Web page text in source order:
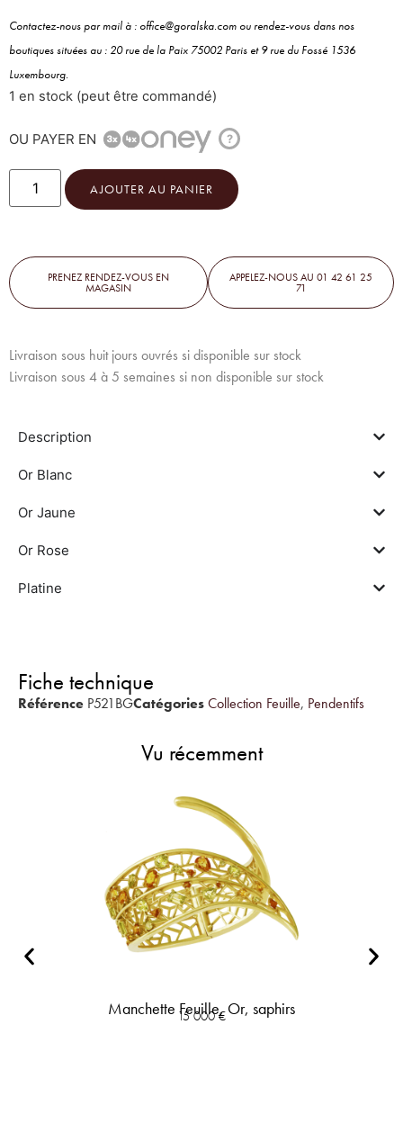
Contactez-nous par mail à : office@goralska.com ou rendez-vous dans nos
boutiques situées au : 20 rue de la Paix 75002 Paris et 9 rue du Fossé 1536
Luxembourg.
1 en stock (peut être commandé)
OU PAYER EN ?
AJOUTER AU PANIER
PRENEZ RENDEZ-VOUS EN
MAGASIN
APPELEZ-NOUS AU 01 42 61 25
71
Livraison sous huit jours ouvrés si disponible sur stock
Livraison sous 4 à 5 semaines si non disponible sur stock
Description
Or Blanc
Or Jaune
Or Rose
Platine
Fiche technique
Référence P521BGCatégoriesCollection Feuille, Pendentifs
Vu récemment
Manchette Feuille, Or, saphirs
15 000€